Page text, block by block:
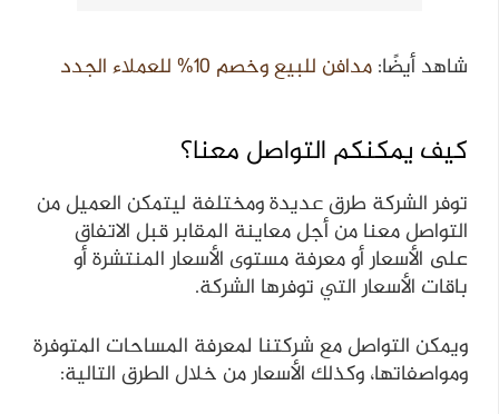
شاهد أيضًا:مدافن للبيع وخصم 10% للعملاء الجدد
كيف يمكنكم التواصل معنا؟
توفر الشركة طرق عديدة ومختلفة ليتمكن العميل من
التواصل معنا من أجل معاينة المقابر قبل الاتفاق
على الأسعار أو معرفة مستوى الأسعار المنتشرة أو
باقات الأسعار التي توفرها الشركة.
ويمكن التواصل مع شركتنا لمعرفة المساحات المتوفرة
ومواصفاتها، وكذلك الأسعار من خلال الطرق التالية: